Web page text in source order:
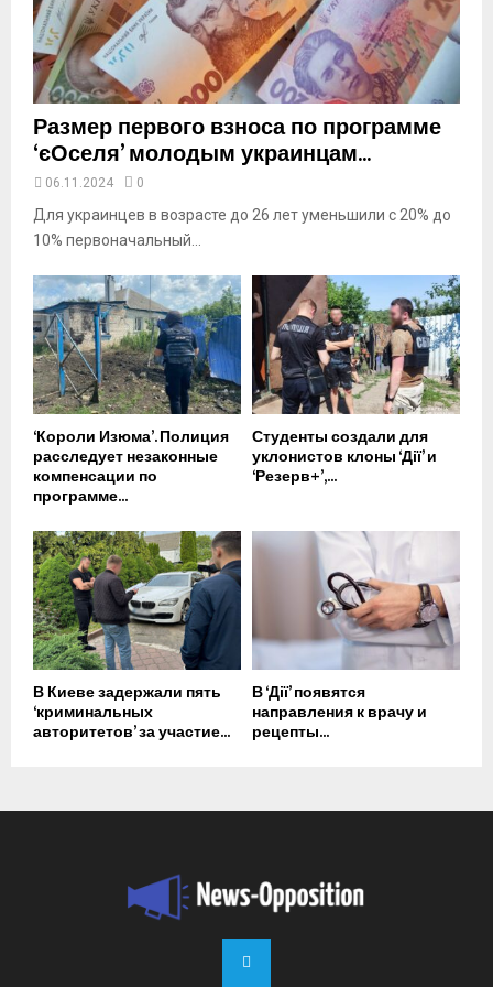
u
e
Размер первого взноса по программе
‘єОселя’ молодым украинцам...
06.11.2024 0
Для украинцев в возрасте до 26 лет уменьшили с 20% до
10% первоначальный...
‘Короли Изюма’. Полиция
расследует незаконные
компенсации по
программе...
Студенты создали для
уклонистов клоны ‘Дії’ и
‘Резерв+’,...
В Киеве задержали пять
‘криминальных
авторитетов’ за участие...
В ‘Дії’ появятся
направления к врачу и
рецепты...